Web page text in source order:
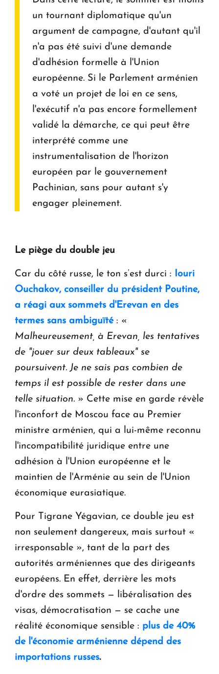
un tournant diplomatique qu'un
argument de campagne, d'autant qu'il
n'a pas été suivi d'une demande
d'adhésion formelle à l'Union
européenne. Si le Parlement arménien
a voté un projet de loi en ce sens,
l'exécutif n'a pas encore formellement
validé la démarche, ce qui peut être
interprété comme une
instrumentalisation de l'horizon
européen par le gouvernement
Pachinian, sans pour autant s'y
engager pleinement.
Le piège du double jeu
Car du côté russe, le ton s’est durci : Iouri
Ouchakov, conseiller du président Poutine,
a réagi aux sommets d'Erevan en des
termes sans ambiguïté : «
Malheureusement, à Erevan, les tentatives
de "jouer sur deux tableaux" se
poursuivent. Je ne sais pas combien de
temps il est possible de rester dans une
telle situation. » Cette mise en garde révèle
l'inconfort de Moscou face au Premier
ministre arménien, qui a lui-même reconnu
l'incompatibilité juridique entre une
adhésion à l'Union européenne et le
maintien de l'Arménie au sein de l'Union
économique eurasiatique.
Pour Tigrane Yégavian, ce double jeu est
non seulement dangereux, mais surtout «
irresponsable », tant de la part des
autorités arméniennes que des dirigeants
européens. En effet, derrière les mots
d'ordre des sommets — libéralisation des
visas, démocratisation — se cache une
réalité économique sensible : plus de 40%
de l'économie arménienne dépend des
importations russes.